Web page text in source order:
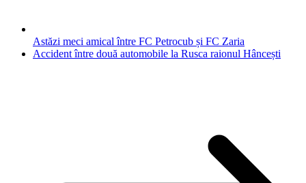
Astăzi meci amical între FC Petrocub și FC Zaria
Accident între două automobile la Rusca raionul Hâncești